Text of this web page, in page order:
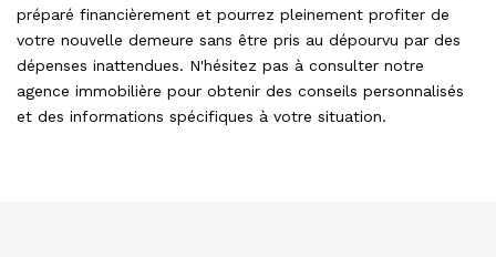
préparé financièrement et pourrez pleinement profiter de
votre nouvelle demeure sans être pris au dépourvu par des
dépenses inattendues. N'hésitez pas à consulter notre
agence immobilière pour obtenir des conseils personnalisés
et des informations spécifiques à votre situation.